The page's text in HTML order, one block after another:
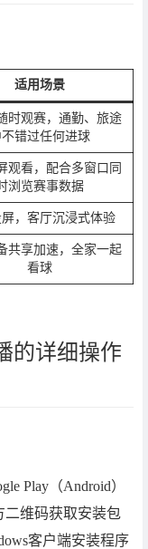
适用场景
时观赛，通勤、旅途
不错过任何进球
观看，配合多窗口同
浏览赛事数据
，客厅沉浸式体验
共享加速，全家一起
看球
的详细操作
Play（Android）
二维码获取安装包
客户端安装程序